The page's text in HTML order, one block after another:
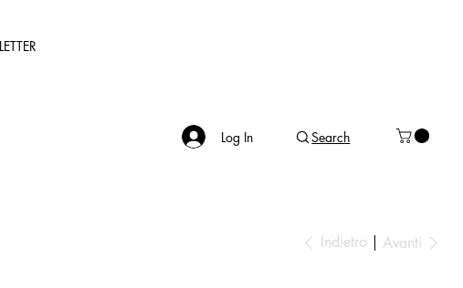
Log In Search
Indietro Avanti